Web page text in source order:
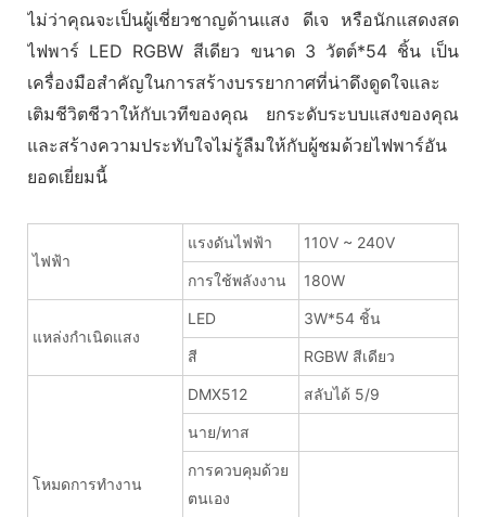
ไม่ว่าคุณจะเป็นผู้เชี่ยวชาญด้านแสง ดีเจ หรือนักแสดงสด
ไฟพาร์ LED RGBW สีเดียว ขนาด 3 วัตต์*54 ชิ้น เป็น
เครื่องมือสำคัญในการสร้างบรรยากาศที่น่าดึงดูดใจและ
เติมชีวิตชีวาให้กับเวทีของคุณ ยกระดับระบบแสงของคุณ
และสร้างความประทับใจไม่รู้ลืมให้กับผู้ชมด้วยไฟพาร์อัน
ยอดเยี่ยมนี้
ไฟฟ้า
แรงดันไฟฟ้า 110V ~ 240V
การใช้พลังงาน 180W
แหล่งกำเนิดแสง
LED 3W*54 ชิ้น
สี RGBW สีเดียว
โหมดการทำงาน
DMX512 สลับได้ 5/9
นาย/ทาส
การควบคุมด้วย
ตนเอง